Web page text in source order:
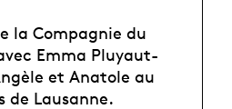
la Compagnie du
Emma Pluyaut-
et Anatole au
de Lausanne.